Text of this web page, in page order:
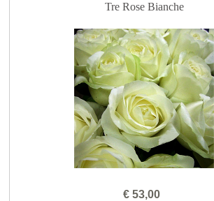
Tre Rose Bianche
€ 53,00